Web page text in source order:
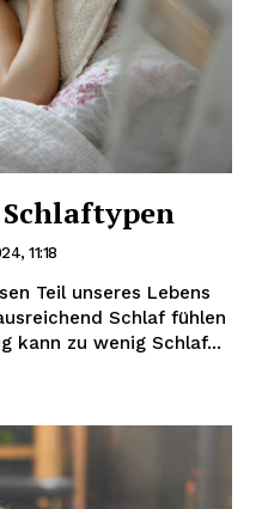
11:18
Teil unseres Lebens
Schlaf fühlen
kann zu wenig Schlaf...